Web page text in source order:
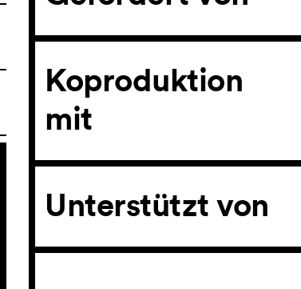
Koproduktion
mit
Unterstützt von